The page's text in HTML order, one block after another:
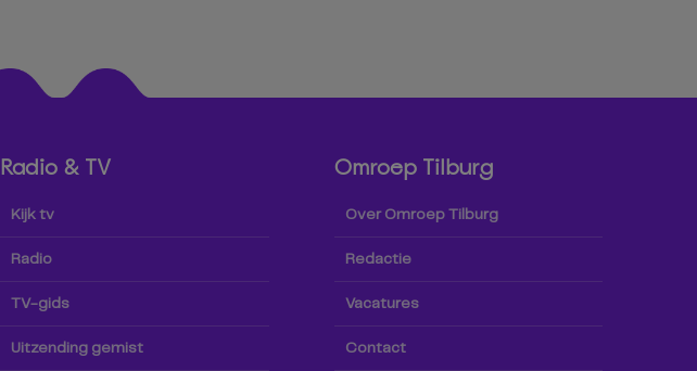
Radio & TV
Kijk tv
Radio
TV-gids
Uitzending gemist
Omroep Tilburg
Over Omroep Tilburg
Redactie
Vacatures
Contact